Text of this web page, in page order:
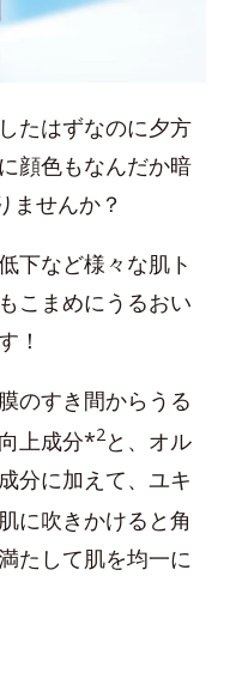
たはずなのに夕方
顔色もなんだか暗
ませんか？
下など様々な肌ト
こまめにうるおい
！
のすき間からうる
上成分*2と、オル
分に加えて、ユキ
に吹きかけると角
たして肌を均一に